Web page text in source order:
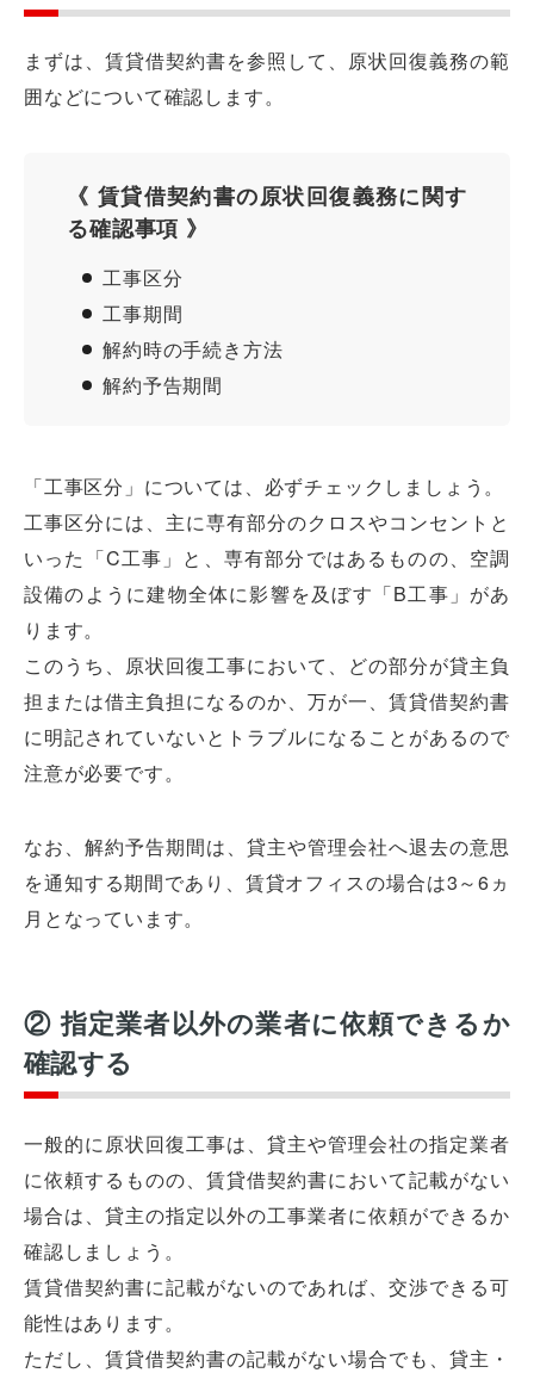
まずは、賃貸借契約書を参照して、原状回復義務の範
囲などについて確認します。
《 賃貸借契約書の原状回復義務に関す
る確認事項 》
工事区分
工事期間
解約時の手続き方法
解約予告期間
「工事区分」については、必ずチェックしましょう。
工事区分には、主に専有部分のクロスやコンセントと
いった「C工事」と、専有部分ではあるものの、空調
設備のように建物全体に影響を及ぼす「B工事」があ
ります。
このうち、原状回復工事において、どの部分が貸主負
担または借主負担になるのか、万が一、賃貸借契約書
に明記されていないとトラブルになることがあるので
注意が必要です。
なお、解約予告期間は、貸主や管理会社へ退去の意思
を通知する期間であり、賃貸オフィスの場合は3～6ヵ
月となっています。
② 指定業者以外の業者に依頼できるか
確認する
一般的に原状回復工事は、貸主や管理会社の指定業者
に依頼するものの、賃貸借契約書において記載がない
場合は、貸主の指定以外の工事業者に依頼ができるか
確認しましょう。
賃貸借契約書に記載がないのであれば、交渉できる可
能性はあります。
ただし、賃貸借契約書の記載がない場合でも、貸主・